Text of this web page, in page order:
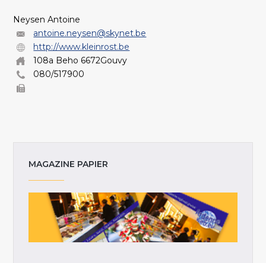
Neysen Antoine
antoine.neysen@skynet.be
http://www.kleinrost.be
108a Beho 6672Gouvy
080/517900
MAGAZINE PAPIER